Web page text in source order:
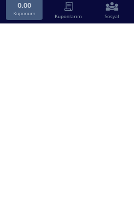
0.00
Kuponum Kuponlarım Sosyal